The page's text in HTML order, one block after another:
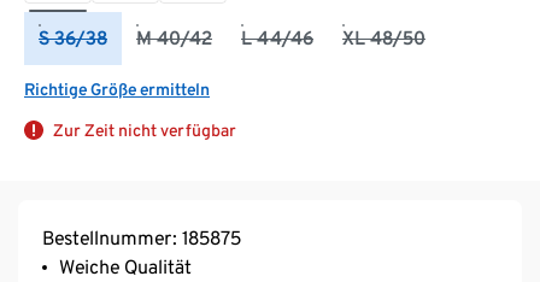
S 36/38 M 40/42 L 44/46 XL 48/50
Richtige Größe ermitteln
Zur Zeit nicht verfügbar
Bestellnummer: 185875
Weiche Qualität